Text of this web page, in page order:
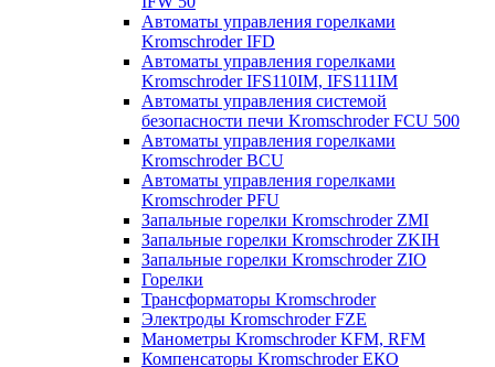
Автоматы управления горелками
Kromschroder IFD
Автоматы управления горелками
Kromschroder IFS110IM, IFS111IM
Автоматы управления системой
безопасности печи Kromschroder FCU 500
Автоматы управления горелками
Kromschroder BCU
Автоматы управления горелками
Kromschroder PFU
Запальные горелки Kromschroder ZМI
Запальные горелки Kromschroder ZKIH
Запальные горелки Kromschroder ZIO
Горелки
Трансформаторы Kromschroder
Электроды Kromschroder FZE
Манометры Kromschroder KFM, RFM
Компенсаторы Kromschroder ЕКО